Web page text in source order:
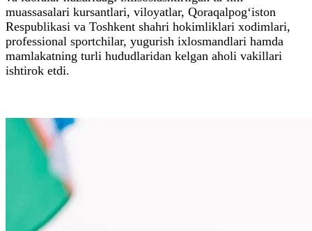
muassasalari kursantlari, viloyatlar, Qoraqalpog‘iston
Respublikasi va Toshkent shahri hokimliklari xodimlari,
professional sportchilar, yugurish ixlosmandlari hamda
mamlakatning turli hududlaridan kelgan aholi vakillari
ishtirok etdi.